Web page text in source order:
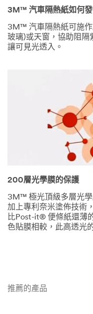
發送給您訂閱
內容，其中可
能包括產品訊
息、促銷和提
供服務等。如
提供的資訊(包
含原始郵件內
保存。如果您
不同意您的個
人資料經由上
述方法傳輸，
請勿使用此線
上表單功能。
抱
謝
3M™ 汽車隔熱紙如何發
3M™ 汽車隔熱紙可施
玻璃)或天窗，協助阻隔
讓可見光透入。
200層光學膜的保護
3M™ 極光頂級多層光
加上專利奈米塗佈技術
比Post-it® 便條紙還薄
色貼膜相較，此高透光
推薦的產品